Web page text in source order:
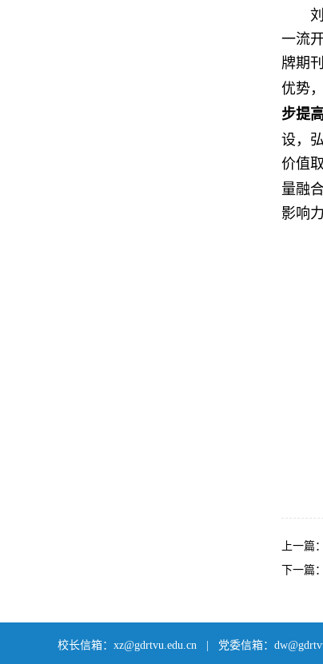
一流
牌期
优势
步提
设，
价值
量融
影响力
上一篇：
下一篇：
校长信箱：xz@gdrtvu.edu.cn | 党委信箱：